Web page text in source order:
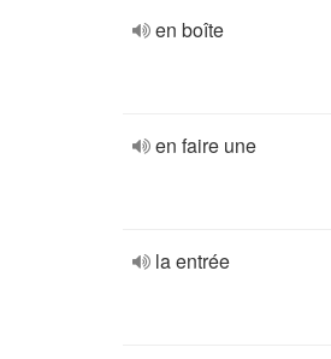
en boîte
en faire une
la entrée